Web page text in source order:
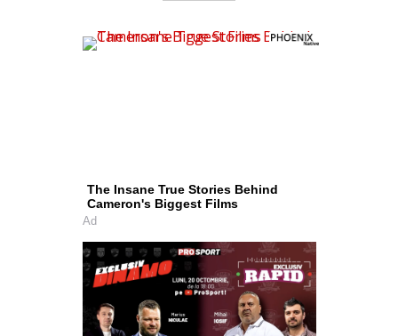
The Insane True Stories Behind
Cameron's Biggest Films
Ad